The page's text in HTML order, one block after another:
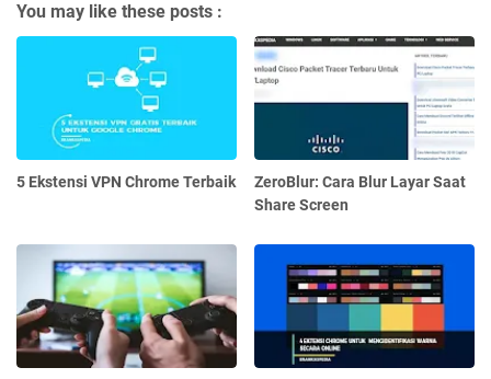
You may like these posts :
5 Ekstensi VPN Chrome Terbaik
ZeroBlur: Cara Blur Layar Saat
Share Screen